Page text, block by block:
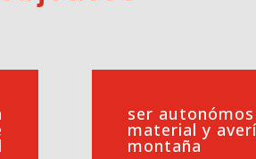
ser
material y
montaña